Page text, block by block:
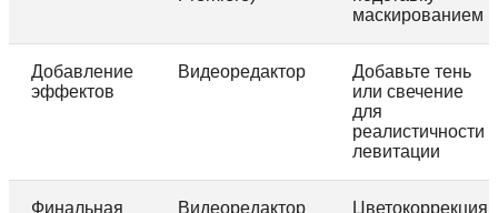
маскированием
Добавление
эффектов
Видеоредактор
Добавьте тень
или свечение
для
реалистичности
левитации
Финальная
Видеоредактор
Цветокоррекция